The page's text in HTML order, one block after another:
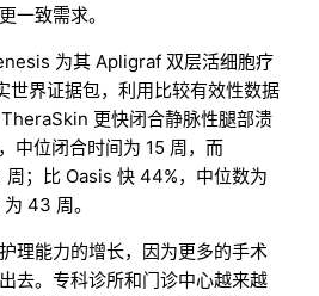
一致需求。
为其 Apligraf 双层活细胞疗
世界证据包，利用比较有效性数据
更快闭合静脉性腿部溃
中位闭合时间为 15 周，而
；比 Oasis 快 44%，中位数为
43 周。
理能力的增长，因为更多的手术
去。专科诊所和门诊中心越来越